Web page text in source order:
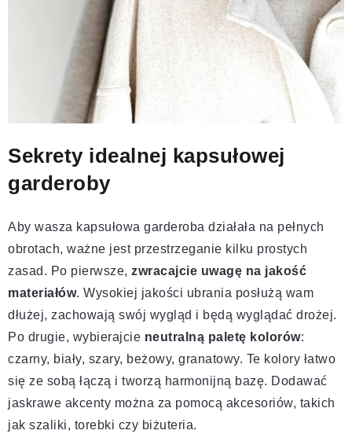
Sekrety idealnej kapsułowej
garderoby
Aby wasza kapsułowa garderoba działała na pełnych
obrotach, ważne jest przestrzeganie kilku prostych
zasad. Po pierwsze, zwracajcie uwagę na jakość
materiałów. Wysokiej jakości ubrania posłużą wam
dłużej, zachowają swój wygląd i będą wyglądać drożej.
Po drugie, wybierajcie neutralną paletę kolorów:
czarny, biały, szary, beżowy, granatowy. Te kolory łatwo
się ze sobą łączą i tworzą harmonijną bazę. Dodawać
jaskrawe akcenty można za pomocą akcesoriów, takich
jak szaliki, torebki czy biżuteria.